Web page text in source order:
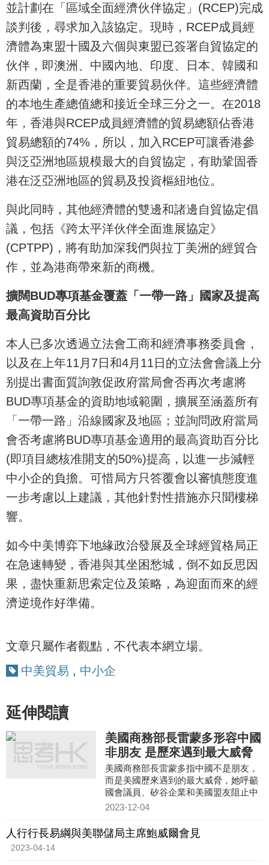
並計劃在「區域全面經濟伙伴協定」(RCEP)完成
談判後，尋求加入該協定。現時，RCEP成員經
濟體為東盟十國及六個與東盟已簽署自貿協定的
伙伴，即澳洲、中國內地、印度、日本、韓國和
新西蘭，全是香港的重要貿易伙伴。這些經濟體
的本地生產總值總和接近全球三分之一。在2018
年，香港與RCEP成員經濟體的貿易總額佔香港
貿易總額的74%，所以，加入RCEP可讓香港參
與泛亞洲地區規模最大的自貿協定，有助鞏固香
港在泛亞洲地區的貿易及投資樞紐地位。
與此同時，其他經濟體的雙邊和諸邊自貿協定倡
議，包括《跨太平洋伙伴全面進展協定》
(CPTPP)，將有助加深我們與拉丁美洲的經貿合
作，並為港商帶來新的商機。
擴闊BUD專項基金覆蓋「一帶一路」國家及提高
最高資助百分比
本人已多次透過立法會工商和經濟事務委員會，
以及在上年11月7日和4月11日的立法會會議上分
别提出書面質詢敦促政府當局會否再次考慮將
BUD專項基金的資助地域範圍，擴展至涵蓋所有
「一帶一路」沿線國家及地區；並詢問政府當局
會否考慮將BUD專項基金適用的最高資助百分比
(即項目總核准開支的50%)提高，以進一步減輕
中小企的負擔。可惜局方只答覆會以審慎態度進
一步考慮以上建議，其他針對性措施亦只聞樓梯
響。
如今中美博弈下地緣政治發展及全球經貿格局正
在急速轉變，香港與其坐困愁城，倒不如反思因
果，盡快重新思索定位及策略，為迎面而來的經
濟逆境作好準備。
文章只屬作者觀點，不代表本網立場。
中美貿易 , 中小企
延伸閱讀
美國商務部長雷蒙多形容中國
非朋友 是歷來遇到最大威脅
美國商務部長雷蒙多指中國不是朋友，
而是美國歷來遇到的最大威脅，她呼籲
國會議員、矽谷企業和美國盟友阻止中
國獲得對國家安全至關重要的半導體和
2023-12-04
人行行長易綱與美聯儲局主席鮑威爾會見
2023-04-14